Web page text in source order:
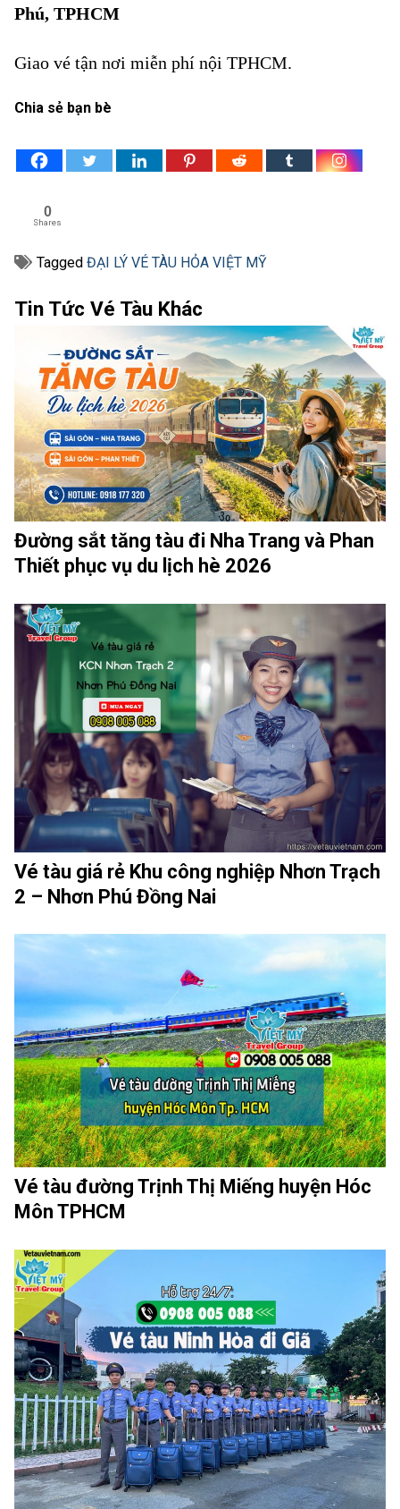
Phú, TPHCM
Giao vé tận nơi miễn phí nội TPHCM.
Chia sẻ bạn bè
0
Shares
Tagged ĐẠI LÝ VÉ TÀU HỎA VIỆT MỸ
Tin Tức Vé Tàu Khác
Đường sắt tăng tàu đi Nha Trang và Phan
Thiết phục vụ du lịch hè 2026
Vé tàu giá rẻ Khu công nghiệp Nhơn Trạch
2 – Nhơn Phú Đồng Nai
Vé tàu đường Trịnh Thị Miếng huyện Hóc
Môn TPHCM